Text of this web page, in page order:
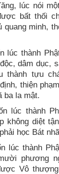
lúc nói
bất thối
quang minh,
lúc thành
dâm dục,
thành tựu
thiện
ba la mật.
lúc thành
không diệt
học Bát
lúc thành
phương
Vô